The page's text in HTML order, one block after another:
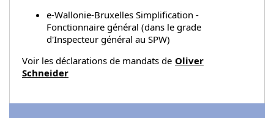
e-Wallonie-Bruxelles Simplification -
Fonctionnaire général (dans le grade
d'Inspecteur général au SPW)
Voir les déclarations de mandats de Oliver
Schneider